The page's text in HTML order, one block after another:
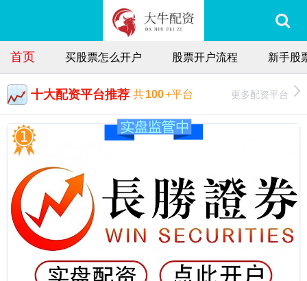
首页 买股票怎么开户 股票开户流程 新手股
十大配资平台推荐 共100+平台 更多配资平台